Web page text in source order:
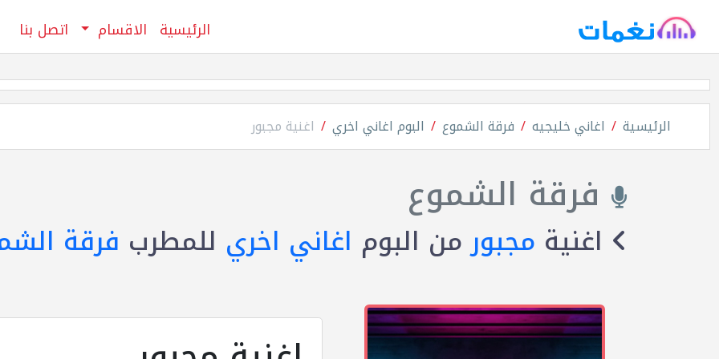
الرئيسية الاقسام اتصل بنا
الرئيسية اغاني خليجيه فرقة الشموع البوم اغاني اخري اغنية مجبور
فرقة الشموع
اغنية مجبورمن البوم اغاني اخري للمطرب فرقة